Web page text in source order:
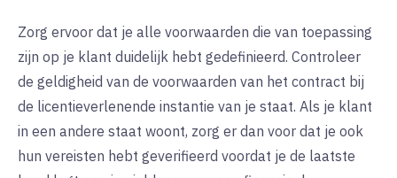
Zorg ervoor dat je alle voorwaarden die van toepassing
zijn op je klant duidelijk hebt gedefinieerd. Controleer
de geldigheid van de voorwaarden van het contract bij
de licentieverlenende instantie van je staat. Als je klant
in een andere staat woont, zorg er dan voor dat je ook
hun vereisten hebt geverifieerd voordat je de laatste